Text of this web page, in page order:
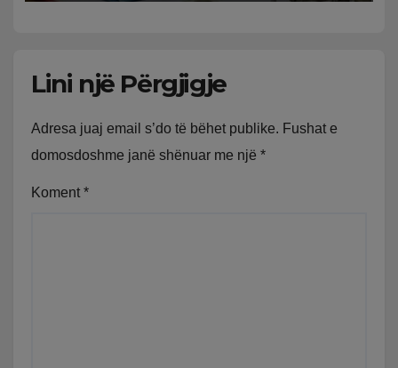
Lini një Përgjigje
Adresa juaj email s’do të bëhet publike. Fushat e
domosdoshme janë shënuar me një *
Koment*